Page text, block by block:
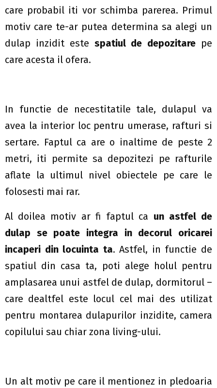
care probabil iti vor schimba parerea. Primul
motiv care te-ar putea determina sa alegi un
dulap inzidit este spatiul de depozitare pe
care acesta il ofera.
In functie de necestitatile tale, dulapul va
avea la interior loc pentru umerase, rafturi si
sertare. Faptul ca are o inaltime de peste 2
metri, iti permite sa depozitezi pe rafturile
aflate la ultimul nivel obiectele pe care le
folosesti mai rar.
Al doilea motiv ar fi faptul ca un astfel de
dulap se poate integra in decorul oricarei
incaperi din locuinta ta. Astfel, in functie de
spatiul din casa ta, poti alege holul pentru
amplasarea unui astfel de dulap, dormitorul –
care dealtfel este locul cel mai des utilizat
pentru montarea dulapurilor inzidite, camera
copilului sau chiar zona living-ului.
Un alt motiv pe care il mentionez in pledoaria